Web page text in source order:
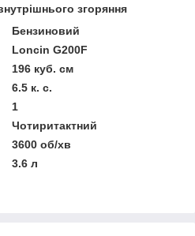
згоряння
Бензиновий
Loncin G200F
196 куб. см
6.5 к. с.
1
Чотиритактний
3600 об/хв
3.6 л